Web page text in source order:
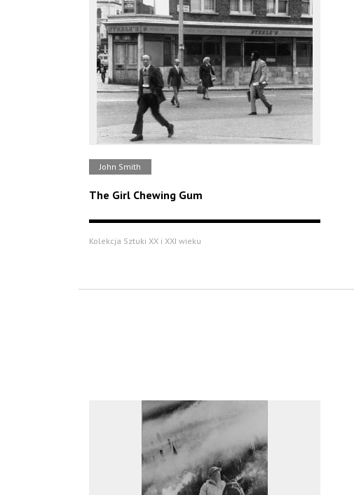
John Smith
The Girl Chewing Gum
Kolekcja Sztuki XX i XXI wieku